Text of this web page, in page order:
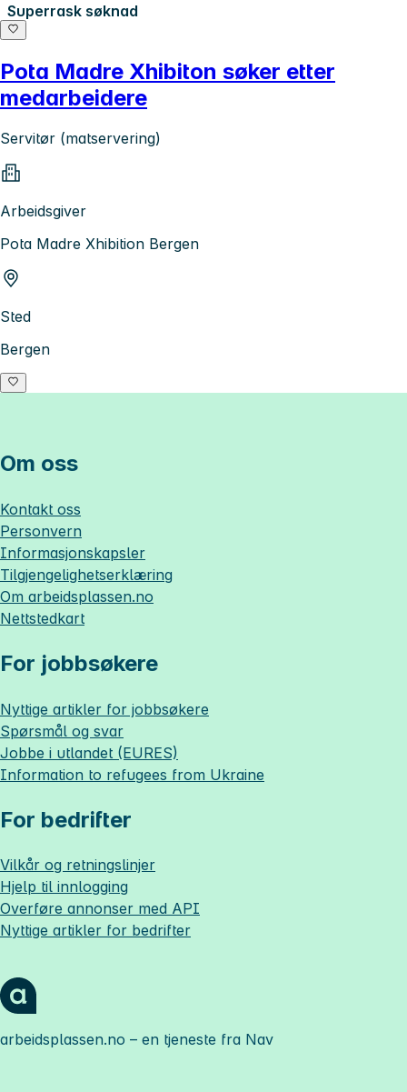
Superrask søknad
Pota Madre Xhibiton søker etter
medarbeidere
Servitør (matservering)
Arbeidsgiver
Pota Madre Xhibition Bergen
Sted
Bergen
Om oss
Kontakt oss
Personvern
Informasjonskapsler
Tilgjengelighetserklæring
Om arbeidsplassen.no
Nettstedkart
For jobbsøkere
Nyttige artikler for jobbsøkere
Spørsmål og svar
Jobbe i utlandet (EURES)
Information to refugees from Ukraine
For bedrifter
Vilkår og retningslinjer
Hjelp til innlogging
Overføre annonser med API
Nyttige artikler for bedrifter
arbeidsplassen.no – en tjeneste fra Nav